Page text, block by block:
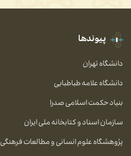
پیوندها
دانشگاه تهران
دانشگاه علامه طباطبایی
بنیاد حکمت اسلامی صدرا
سازمان اسناد و کتابخانه ملی ایران
پژوهشگاه علوم انسانی و مطالعات فرهنگی